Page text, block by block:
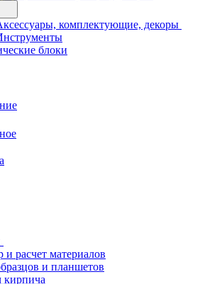
комплектующие, декоры
блоки
и расчет материалов
и планшетов
кирпича